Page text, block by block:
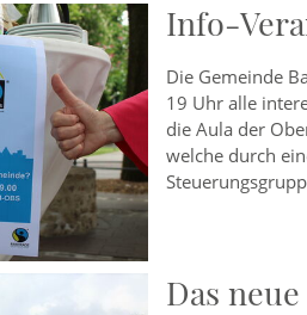
Info-
Die Gemeinde
19 Uhr alle
die Aula der
welche durch
Das